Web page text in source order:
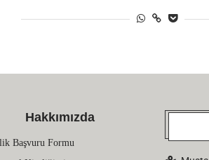
Hakkımızda
Başvuru Formu